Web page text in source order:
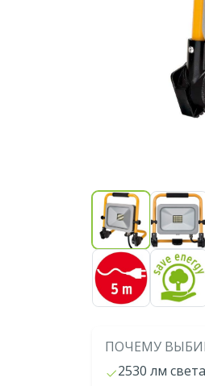
ПОЧЕМУ
2530 лм